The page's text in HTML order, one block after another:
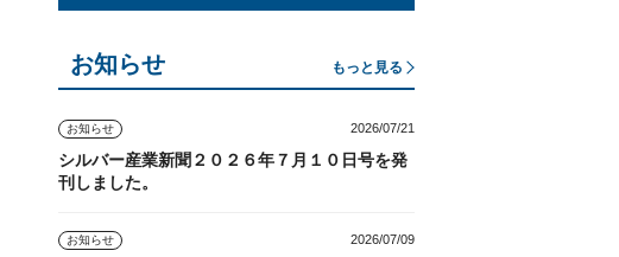
お知らせ もっと見る
お知らせ 2026/07/21
シルバー産業新聞２０２６年７月１０日号を発
刊しました。
お知らせ 2026/07/09